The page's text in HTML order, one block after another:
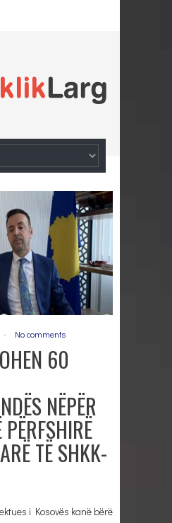
- No comments
60
NËPËR
PËRFSHIRË
TË SHKK-
i Kosovës kanë bërë